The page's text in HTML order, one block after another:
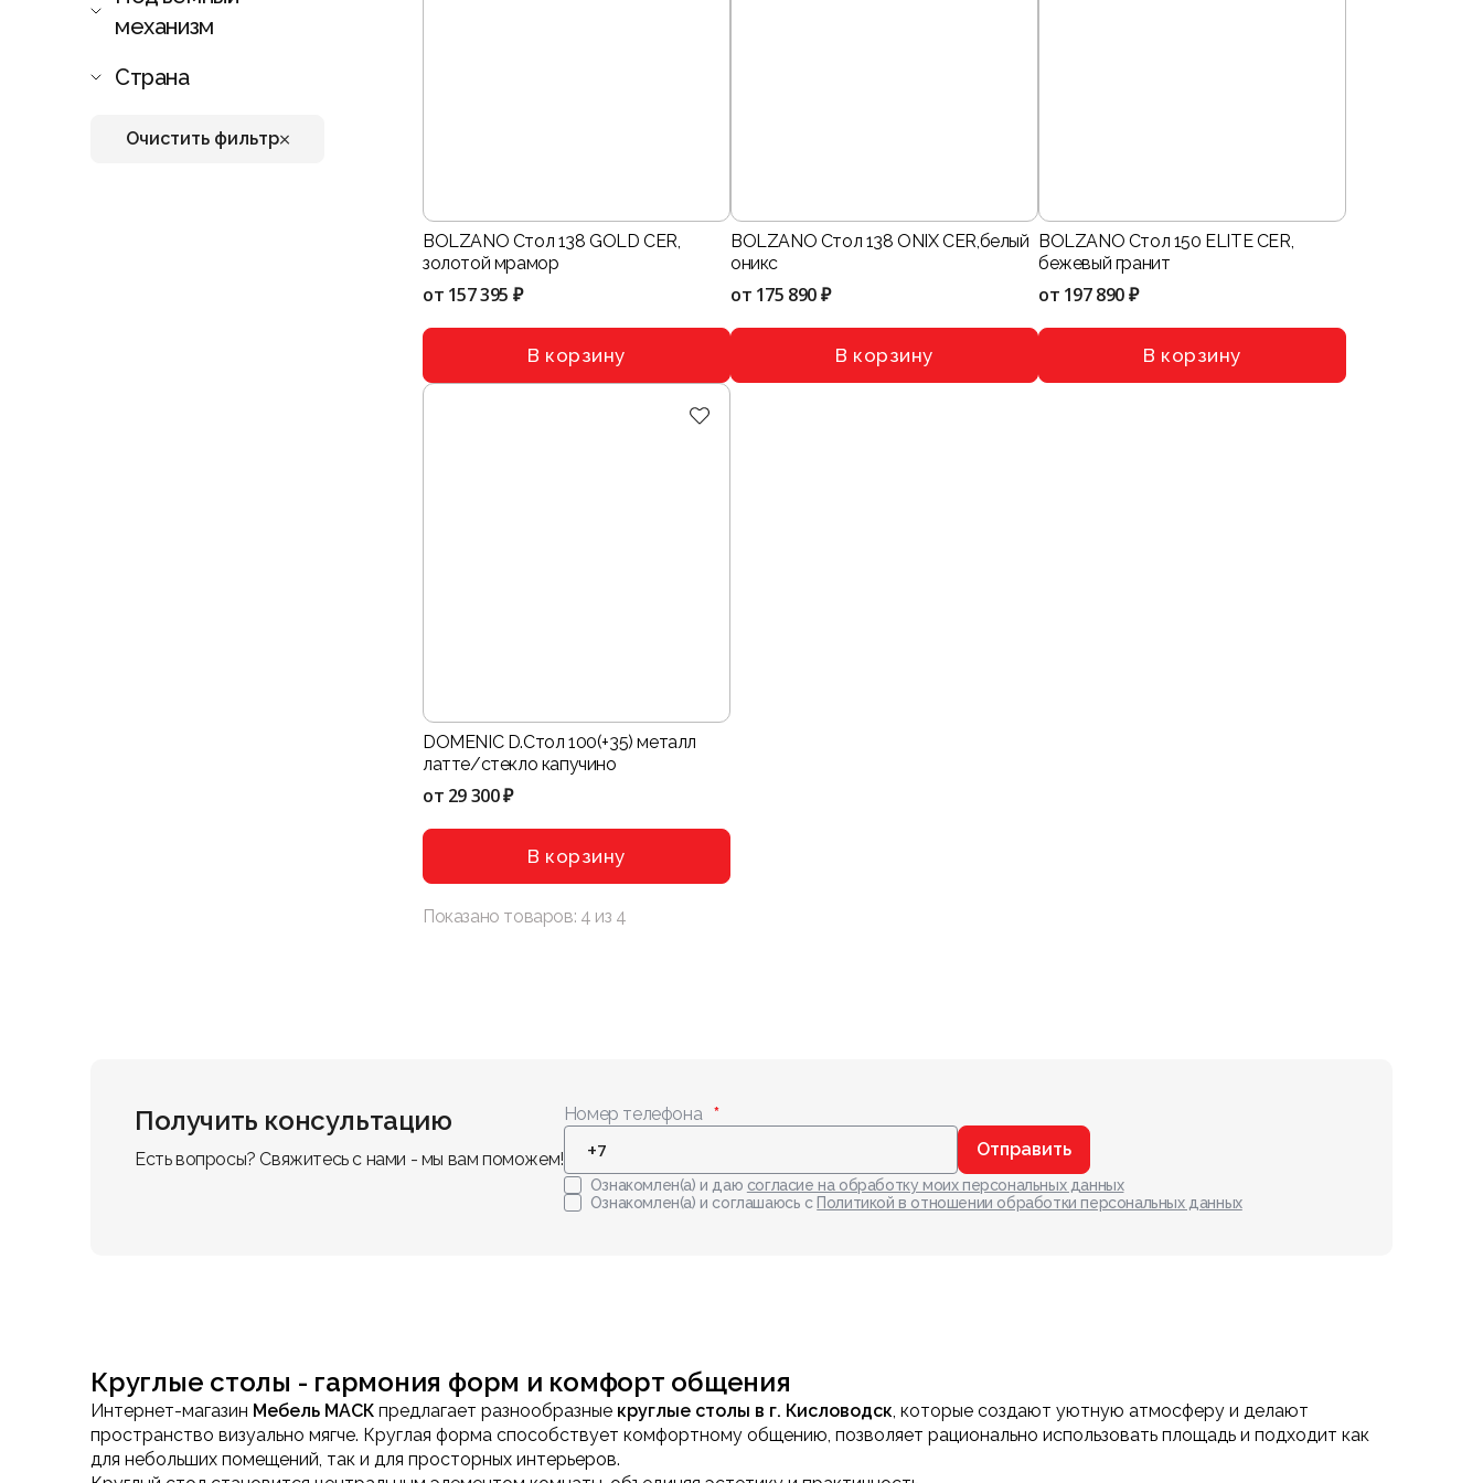
механизм
Страна
Очистить фильтр
BOLZANO Стол 138 GOLD CER,
золотой мрамор
от 157 395 ₽
В корзину
BOLZANO Стол 138 ONIХ CER,белый
оникс
от 175 890 ₽
В корзину
BOLZANO Стол 150 ELITE CER,
бежевый гранит
от 197 890 ₽
В корзину
DOMENIC D.Стол 100(+35) металл
латте/стекло капучино
от 29 300 ₽
В корзину
Показано товаров: 4 из 4
Получить консультацию
Есть вопросы? Свяжитесь с нами - мы вам поможем!
Номер телефона
Отправить
Ознакомлен(а) и даю согласие на обработку моих персональных данных
Ознакомлен(а) и соглашаюсь с Политикой в отношении обработки персональных данных
Круглые столы - гармония форм и комфорт общения
Интернет-магазин Мебель МАСК предлагает разнообразные круглые столы в г. Кисловодск, которые создают уютную атмосферу и делают
пространство визуально мягче. Круглая форма способствует комфортному общению, позволяет рационально использовать площадь и подходит как
для небольших помещений, так и для просторных интерьеров.